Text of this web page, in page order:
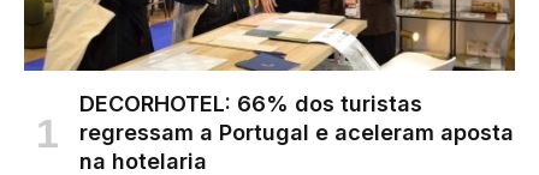
DECORHOTEL: 66% dos turistas
regressam a Portugal e aceleram aposta
na hotelaria